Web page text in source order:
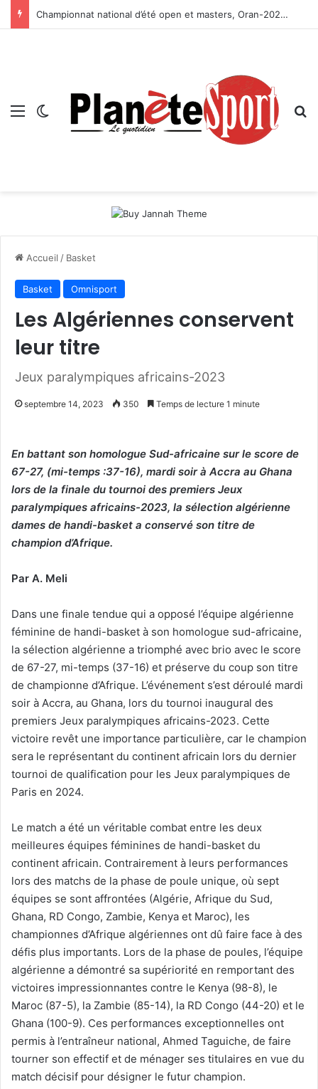
Championnat national d’été open et masters, Oran-2026 — Le CRB s’adjuge le titre
Menu Switch skin
Accueil / Basket
Basket Omnisport
Les Algériennes conservent
leur titre
Jeux paralympiques africains-2023
septembre 14, 2023 350 Temps de lecture 1 minute
En battant son homologue Sud-africaine sur le score de
67-27, (mi-temps :37-16), mardi soir à Accra au Ghana
lors de la finale du tournoi des premiers Jeux
paralympiques africains-2023, la sélection algérienne
dames de handi-basket a conservé son titre de
champion d’Afrique.
Par A. Meli
Dans une finale tendue qui a opposé l’équipe algérienne
féminine de handi-basket à son homologue sud-africaine,
la sélection algérienne a triomphé avec brio avec le score
de 67-27, mi-temps (37-16) et préserve du coup son titre
de championne d’Afrique. L’événement s’est déroulé mardi
soir à Accra, au Ghana, lors du tournoi inaugural des
premiers Jeux paralympiques africains-2023. Cette
victoire revêt une importance particulière, car le champion
sera le représentant du continent africain lors du dernier
tournoi de qualification pour les Jeux paralympiques de
Paris en 2024.
Le match a été un véritable combat entre les deux
meilleures équipes féminines de handi-basket du
continent africain. Contrairement à leurs performances
lors des matchs de la phase de poule unique, où sept
équipes se sont affrontées (Algérie, Afrique du Sud,
Ghana, RD Congo, Zambie, Kenya et Maroc), les
championnes d’Afrique algériennes ont dû faire face à des
défis plus importants. Lors de la phase de poules, l’équipe
algérienne a démontré sa supériorité en remportant des
victoires impressionnantes contre le Kenya (98-8), le
Maroc (87-5), la Zambie (85-14), la RD Congo (44-20) et le
Ghana (100-9). Ces performances exceptionnelles ont
permis à l’entraîneur national, Ahmed Taguiche, de faire
tourner son effectif et de ménager ses titulaires en vue du
match décisif pour désigner le futur champion.